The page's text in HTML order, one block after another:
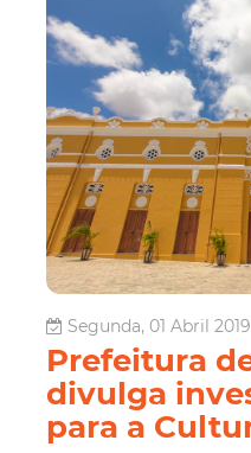
Segunda, 01 Abril 2019
Prefeitura
divulga
para a